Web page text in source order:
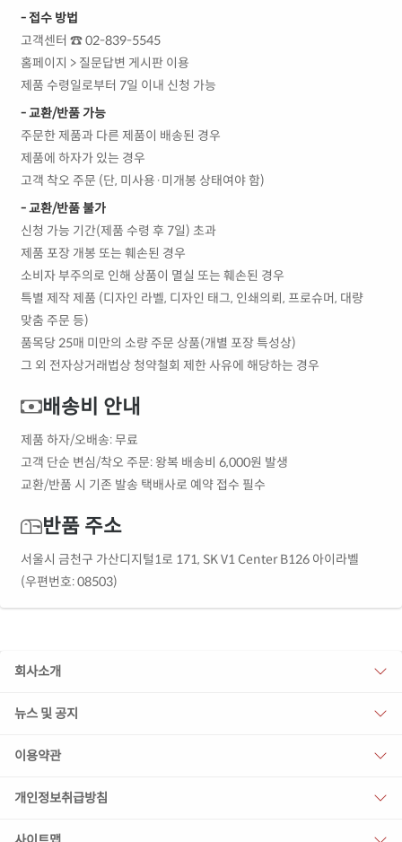
- 접수 방법
고객센터 ☎ 02-839-5545
홈페이지 > 질문답변 게시판 이용
제품 수령일로부터 7일 이내 신청 가능
- 교환/반품 가능
주문한 제품과 다른 제품이 배송된 경우
제품에 하자가 있는 경우
고객 착오 주문 (단, 미사용·미개봉 상태여야 함)
- 교환/반품 불가
신청 가능 기간(제품 수령 후 7일) 초과
제품 포장 개봉 또는 훼손된 경우
소비자 부주의로 인해 상품이 멸실 또는 훼손된 경우
특별 제작 제품 (디자인 라벨, 디자인 태그, 인쇄의뢰, 프로슈머, 대량
맞춤 주문 등)
품목당 25매 미만의 소량 주문 상품(개별 포장 특성상)
그 외 전자상거래법상 청약철회 제한 사유에 해당하는 경우
배송비 안내
제품 하자/오배송: 무료
고객 단순 변심/착오 주문: 왕복 배송비 6,000원 발생
교환/반품 시 기존 발송 택배사로 예약 접수 필수
반품 주소
서울시 금천구 가산디지털1로 171, SK V1 Center B126 아이라벨
(우편번호: 08503)
회사소개
뉴스 및 공지
이용약관
개인정보취급방침